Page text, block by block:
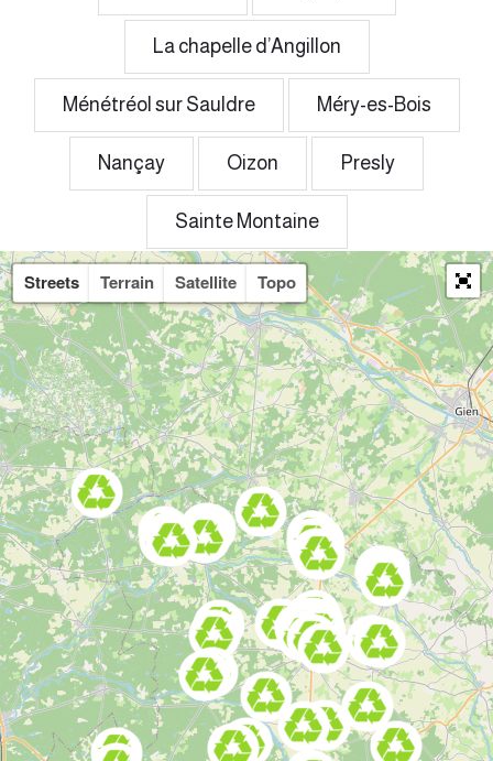
La chapelle d’Angillon
Ménétréol sur Sauldre Méry-es-Bois
Nançay Oizon Presly
Sainte Montaine
Streets Terrain Satellite Topo